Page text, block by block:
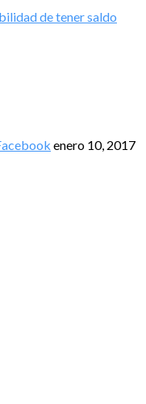
de tener saldo
enero 10, 2017